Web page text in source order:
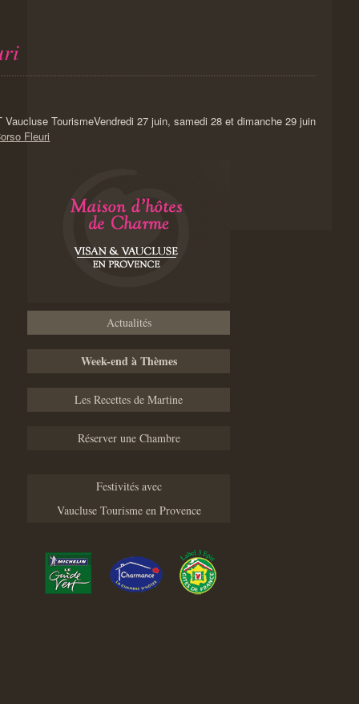
Vendredi 27 juin, samedi 28 et dimanche 29 juin
Fleuri
Actualités
Week-end à Thèmes
Les Recettes de Martine
Réserver une Chambre
Festivités avec
Vaucluse Tourisme en Provence